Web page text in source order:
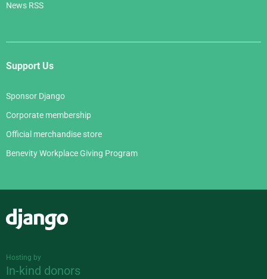
News RSS
Support Us
Sponsor Django
Corporate membership
Official merchandise store
Benevity Workplace Giving Program
Hosting by
In-kind donors